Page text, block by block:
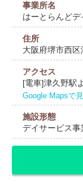
事業所名
はーとらんど
住所
大阪府堺市西
アクセス
[電車]津久野駅
Google Mapsで
施設形態
デイサービス事